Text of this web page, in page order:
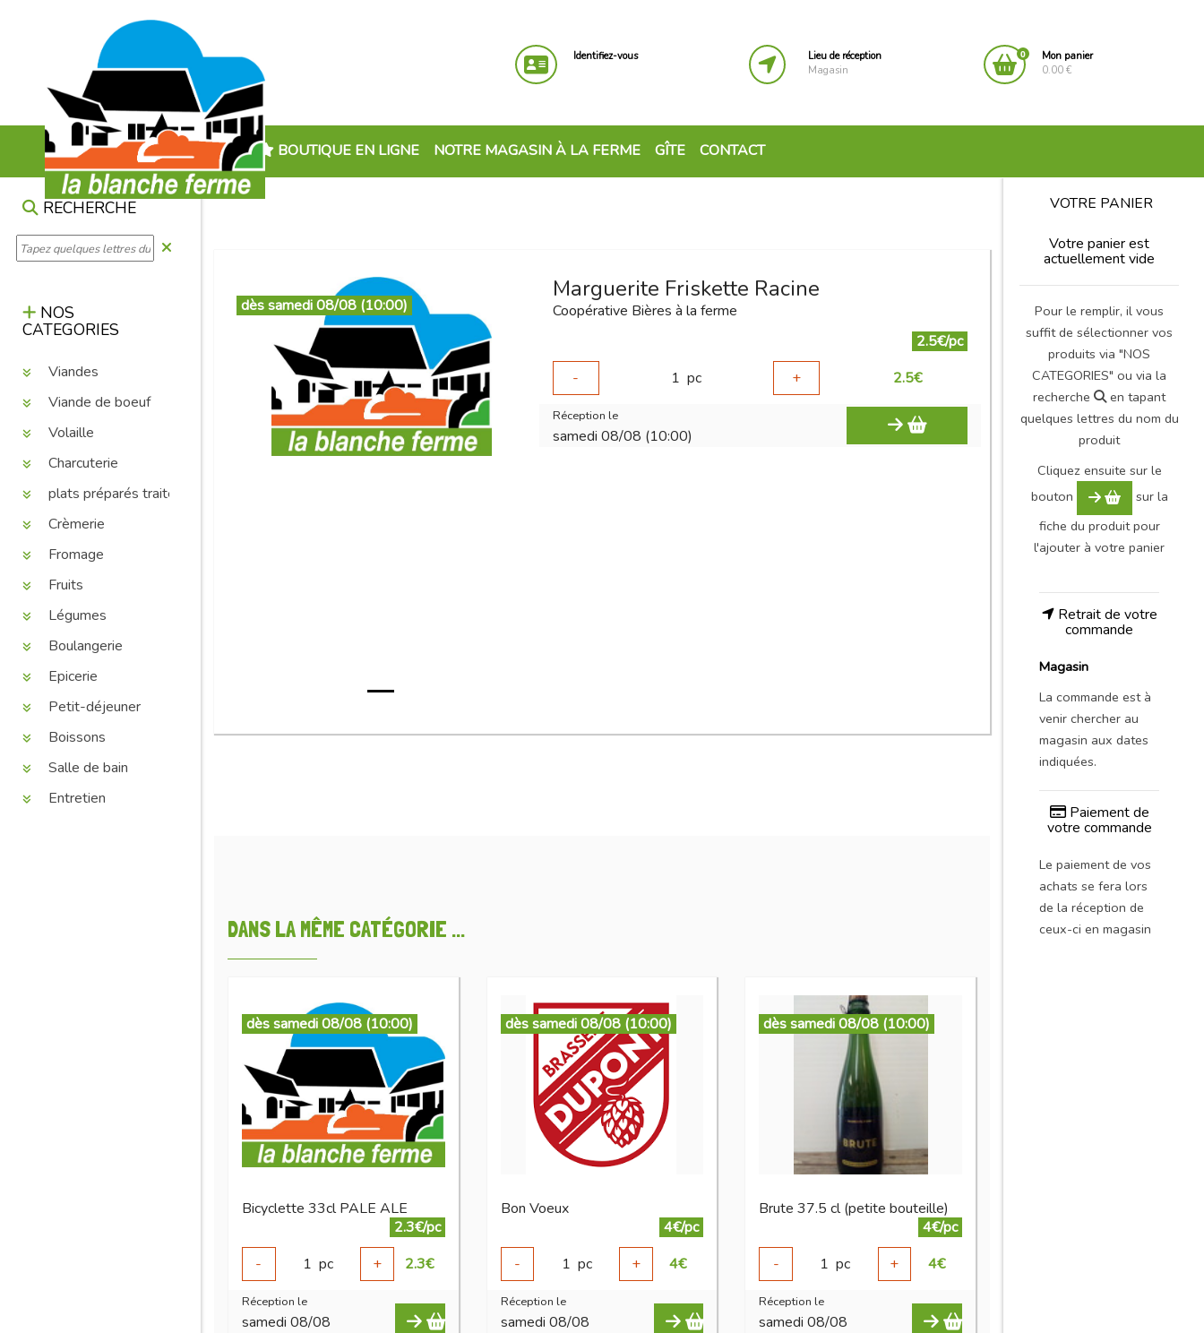
Identifiez-vous
Lieu de réception
Magasin
0
Mon panier
0.00 €
BOUTIQUE EN LIGNE NOTRE MAGASIN À LA FERME GÎTE CONTACT
RECHERCHE
NOS
CATEGORIES
Viandes
Viande de boeuf
Volaille
Charcuterie
plats préparés traiteur
Crèmerie
Fromage
Fruits
Légumes
Boulangerie
Epicerie
Petit-déjeuner
Boissons
Salle de bain
Entretien
dès samedi 08/08 (10:00)
Marguerite Friskette Racine
Coopérative Bières à la ferme
2.5€/pc
-
1 pc + 2.5€
Réception le
samedi 08/08 (10:00)
DANS LA MÊME CATÉGORIE ...
dès samedi 08/08 (10:00)
Bicyclette 33cl PALE ALE
2.3€/pc
-
1 pc + 2.3€
Réception le
samedi 08/08
dès samedi 08/08 (10:00)
Bon Voeux
4€/pc
-
1 pc + 4€
Réception le
samedi 08/08
dès samedi 08/08 (10:00)
Brute 37.5 cl (petite bouteille)
4€/pc
-
1 pc + 4€
Réception le
samedi 08/08
VOTRE PANIER
Votre panier est
actuellement vide
Pour le remplir, il vous
suffit de sélectionner vos
produits via "NOS
CATEGORIES" ou via la
recherche
en tapant
quelques lettres du nom du
produit
Cliquez ensuite sur le
bouton
sur la
fiche du produit pour
l'ajouter à votre panier
Retrait de votre
commande
Magasin
La commande est à
venir chercher au
magasin aux dates
indiquées.
Paiement de
votre commande
Le paiement de vos
achats se fera lors
de la réception de
ceux-ci en magasin